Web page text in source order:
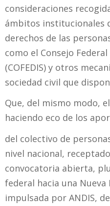
consideraciones
ámbitos institucionales
derechos de las
como el Consejo
(COFEDIS) y otros
sociedad civil que
Que, del mismo modo,
haciendo eco de los
del colectivo de
nivel nacional,
convocatoria abierta,
federal hacia una Nueva
impulsada por ANDIS,